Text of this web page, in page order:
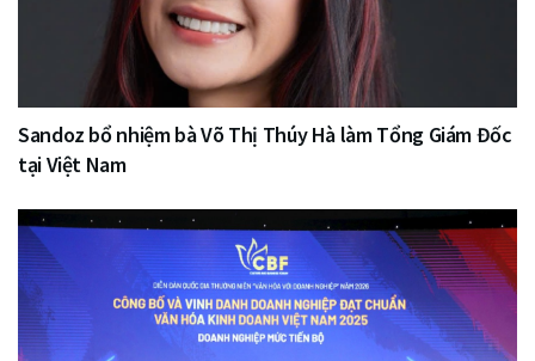
Sandoz bổ nhiệm bà Võ Thị Thúy Hà làm Tổng Giám Đốc
tại Việt Nam